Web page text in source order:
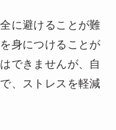
に避けることが難
身につけることが
できませんが、自
、ストレスを軽減